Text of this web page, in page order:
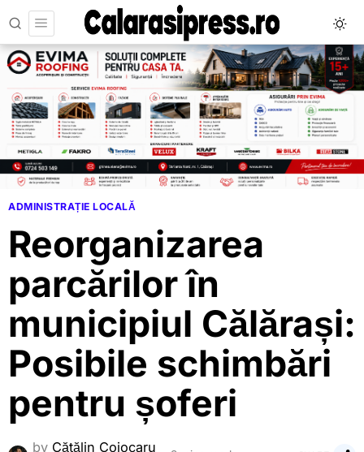
ADMINISTRAȚIE LOCALĂ
Reorganizarea
parcărilor în
municipiul Călărași:
Posibile schimbări
pentru șoferi
by Cătălin Cojocaru